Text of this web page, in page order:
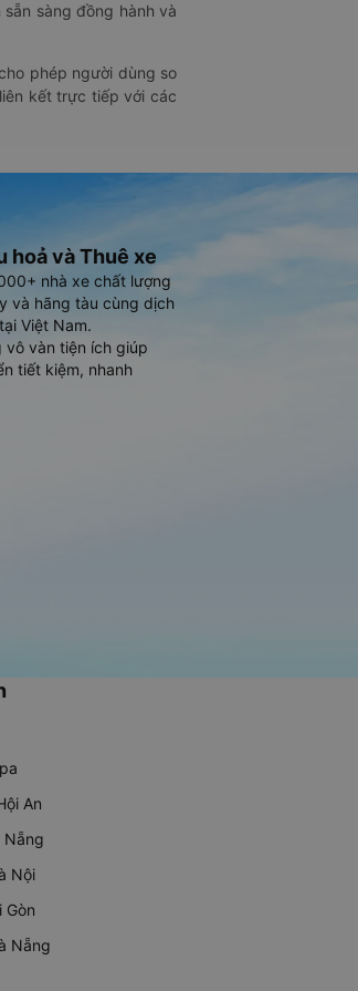
sàng đồng hành và
phép người dùng so
kết trực tiếp với các
hoả và Thuê xe
nhà xe chất lượng
và hãng tàu cùng dịch
Việt Nam.
vàn tiện ích giúp
tiết kiệm, nhanh
An
Nẵng
Nội
Gòn
Nẵng